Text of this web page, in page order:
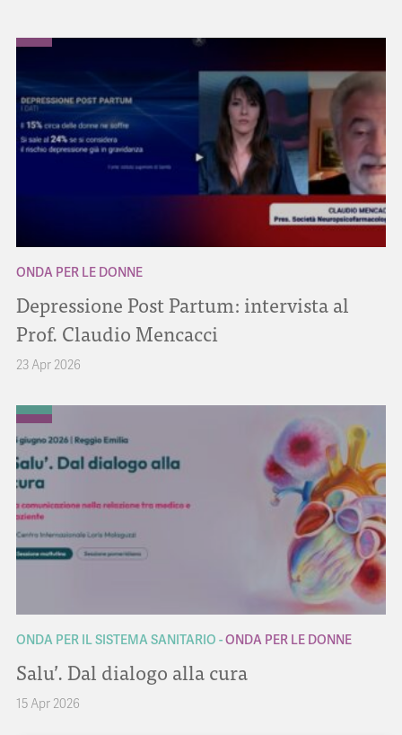
ONDA PER LE DONNE
Depressione Post Partum: intervista al
Prof. Claudio Mencacci
23 Apr 2026
ONDA PER IL SISTEMA SANITARIO ONDA PER LE DONNE
Salu’. Dal dialogo alla cura
15 Apr 2026